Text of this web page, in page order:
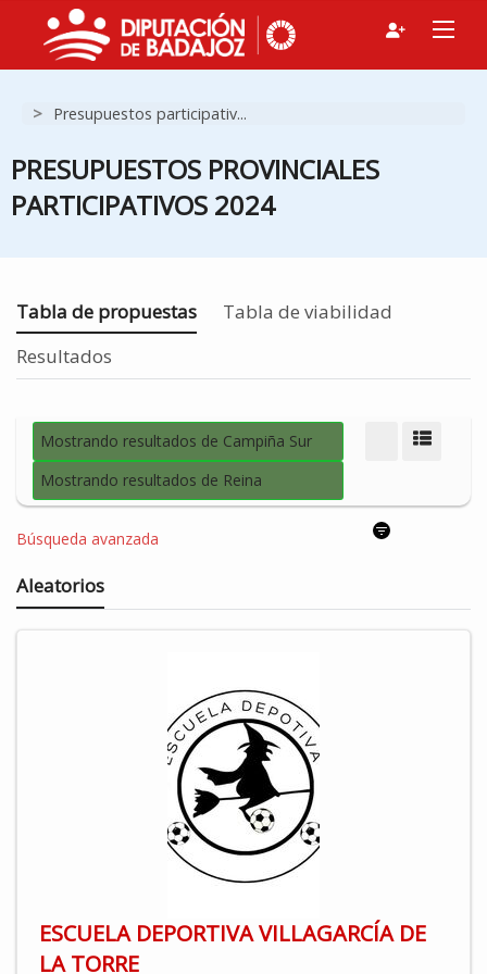
> Presupuestos participativ...
PRESUPUESTOS PROVINCIALES
PARTICIPATIVOS 2024
Estás en
Tabla de propuestas
Tabla de viabilidad
Resultados
Mostrando resultados de Campiña Sur
Mostrando resultados de Reina
Búsqueda avanzada
Aleatorios
ESCUELA DEPORTIVA VILLAGARCÍA DE
LA TORRE